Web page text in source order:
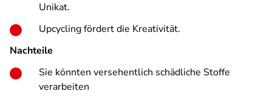
Unikat.
Upcycling fördert die Kreativität.
Nachteile
Sie könnten versehentlich schädliche Stoffe
verarbeiten